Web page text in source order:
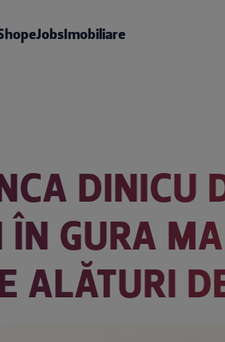
eJobsImobiliare
DINICU
GURA
ALĂTURI